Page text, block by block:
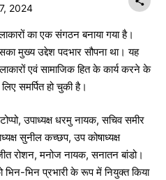
2024
का एक संगठन बनाया गया है।
मुख्य उद्देश पदभार सौपना था। यह
एवं सामाजिक हित के कार्य करने के
समर्पित हो चुकी है।
उपाध्यक्ष धरमु नायक, सचिव समीर
सुनील कच्छप, उप कोषाध्यक्ष
रोशन, मनोज नायक, सनातन बांडो।
भिन प्रभारी के रूप में नियुक्त किया